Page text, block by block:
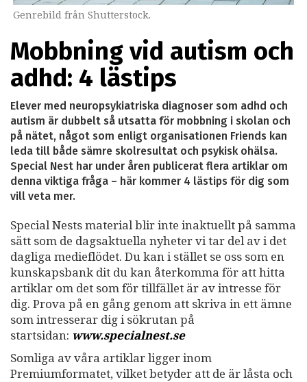
Genrebild från Shutterstock.
Mobbning vid autism och
adhd: 4 lästips
Elever med neuropsykiatriska diagnoser som adhd och
autism är dubbelt så utsatta för mobbning i skolan och
på nätet, något som enligt organisationen Friends kan
leda till både sämre skolresultat och psykisk ohälsa.
Special Nest har under åren publicerat flera artiklar om
denna viktiga fråga – här kommer 4 lästips för dig som
vill veta mer.
Special Nests material blir inte inaktuellt på samma
sätt som de dagsaktuella nyheter vi tar del av i det
dagliga medieflödet. Du kan i stället se oss som en
kunskapsbank dit du kan återkomma för att hitta
artiklar om det som för tillfället är av intresse för
dig. Prova på en gång genom att skriva in ett ämne
som intresserar dig i sökrutan på
startsidan: www.specialnest.se
Somliga av våra artiklar ligger inom
Premiumformatet, vilket betyder att de är låsta och